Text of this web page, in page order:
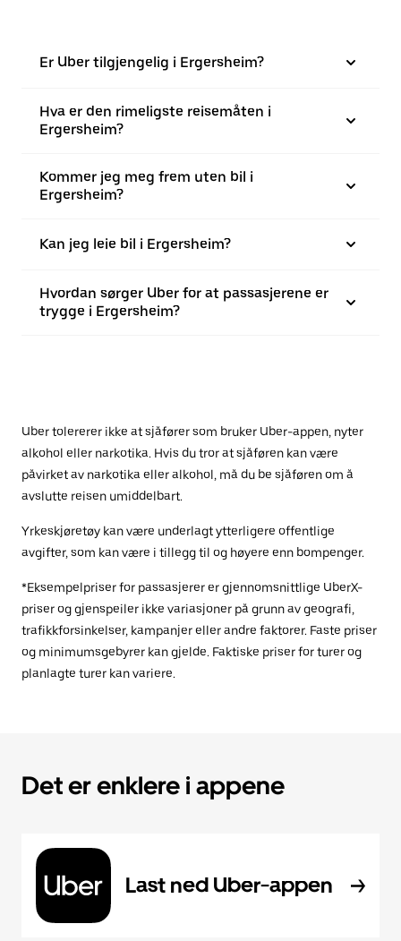
Er Uber tilgjengelig i Ergersheim?
Hva er den rimeligste reisemåten i
Ergersheim?
Kommer jeg meg frem uten bil i
Ergersheim?
Kan jeg leie bil i Ergersheim?
Hvordan sørger Uber for at passasjerene er
trygge i Ergersheim?
Uber tolererer ikke at sjåfører som bruker Uber-appen, nyter
alkohol eller narkotika. Hvis du tror at sjåføren kan være
påvirket av narkotika eller alkohol, må du be sjåføren om å
avslutte reisen umiddelbart.
Yrkeskjøretøy kan være underlagt ytterligere offentlige
avgifter, som kan være i tillegg til og høyere enn bompenger.
*Eksempelpriser for passasjerer er gjennomsnittlige UberX-
priser og gjenspeiler ikke variasjoner på grunn av geografi,
trafikkforsinkelser, kampanjer eller andre faktorer. Faste priser
og minimumsgebyrer kan gjelde. Faktiske priser for turer og
planlagte turer kan variere.
Det er enklere i appene
Last ned Uber-appen